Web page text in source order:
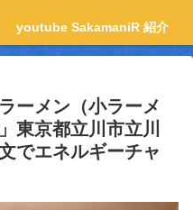
youtube SakamaniR 紹介
ーメン（小ラーメ
東京都立川市立川
でエネルギーチャ